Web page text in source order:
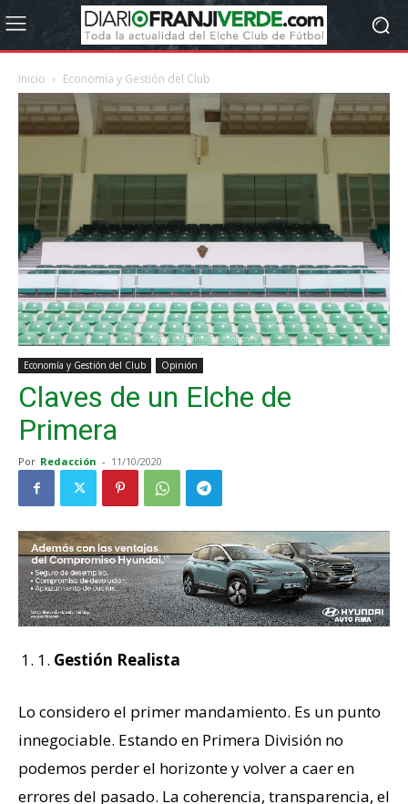
Inicio Economía y Gestión del Club
Economía y Gestión del Club Opinión
Claves de un Elche de
Primera
Por Redacción - 11/10/2020
1. Gestión Realista
Lo considero el primer mandamiento. Es un punto
innegociable. Estando en Primera División no
podemos perder el horizonte y volver a caer en
errores del pasado. La coherencia, transparencia, el